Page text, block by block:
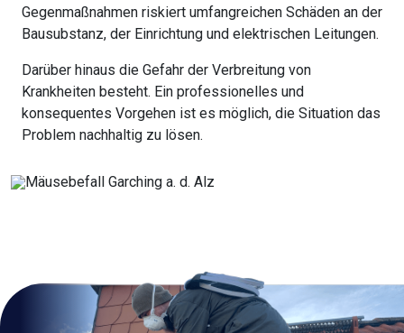
Gegenmaßnahmen riskiert umfangreichen Schäden an der
Bausubstanz, der Einrichtung und elektrischen Leitungen.
Darüber hinaus die Gefahr der Verbreitung von
Krankheiten besteht. Ein professionelles und
konsequentes Vorgehen ist es möglich, die Situation das
Problem nachhaltig zu lösen.